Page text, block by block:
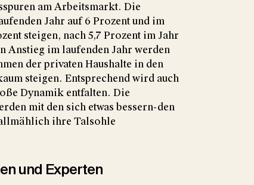
am Arbeitsmarkt. Die
Jahr auf 6 Prozent und im
steigen, nach 5,7 Prozent im Jahr
Anstieg im laufenden Jahr werden
der privaten Haushalte in den
steigen. Entsprechend wird auch
Dynamik entfalten. Die
mit den sich etwas bessern-den
ihre Talsohle
und Experten